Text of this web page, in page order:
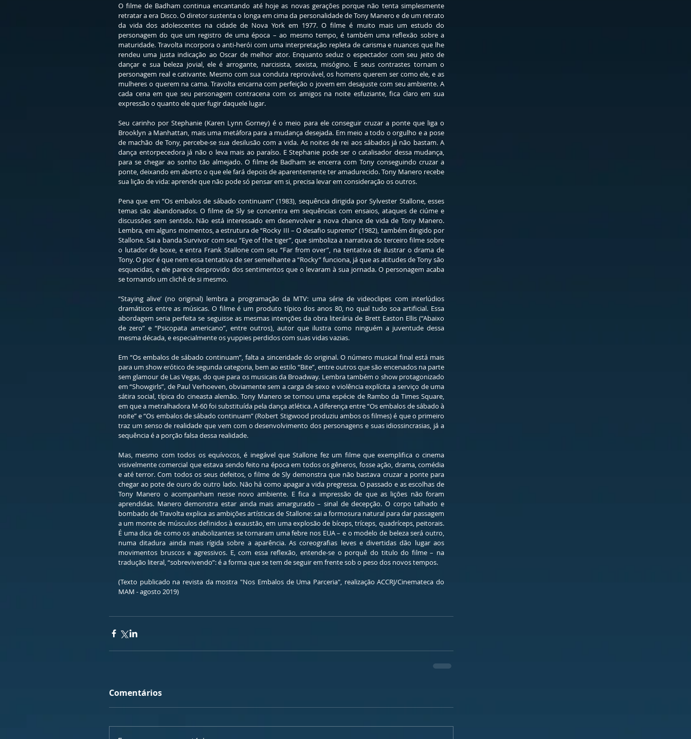
O filme de Badham continua encantando até hoje as novas gerações porque não tenta simplesmente
retratar a era Disco. O diretor sustenta o longa em cima da personalidade de Tony Manero e de um retrato
da vida dos adolescentes na cidade de Nova York em 1977. O filme é muito mais um estudo do
personagem do que um registro de uma época – ao mesmo tempo, é também uma reflexão sobre a
maturidade. Travolta incorpora o anti-herói com uma interpretação repleta de carisma e nuances que lhe
rendeu uma justa indicação ao Oscar de melhor ator. Enquanto seduz o espectador com seu jeito de
dançar e sua beleza jovial, ele é arrogante, narcisista, sexista, misógino. E seus contrastes tornam o
personagem real e cativante. Mesmo com sua conduta reprovável, os homens querem ser como ele, e as
mulheres o querem na cama. Travolta encarna com perfeição o jovem em desajuste com seu ambiente. A
cada cena em que seu personagem contracena com os amigos na noite esfuziante, fica claro em sua
expressão o quanto ele quer fugir daquele lugar.
Seu carinho por Stephanie (Karen Lynn Gorney) é o meio para ele conseguir cruzar a ponte que liga o
Brooklyn a Manhattan, mais uma metáfora para a mudança desejada. Em meio a todo o orgulho e a pose
de machão de Tony, percebe-se sua desilusão com a vida. As noites de rei aos sábados já não bastam. A
dança entorpecedora já não o leva mais ao paraíso. E Stephanie pode ser o catalisador dessa mudança,
para se chegar ao sonho tão almejado. O filme de Badham se encerra com Tony conseguindo cruzar a
ponte, deixando em aberto o que ele fará depois de aparentemente ter amadurecido. Tony Manero recebe
sua lição de vida: aprende que não pode só pensar em si, precisa levar em consideração os outros.
Pena que em “Os embalos de sábado continuam” (1983), sequência dirigida por Sylvester Stallone, esses
temas são abandonados. O filme de Sly se concentra em sequências com ensaios, ataques de ciúme e
discussões sem sentido. Não está interessado em desenvolver a nova chance de vida de Tony Manero.
Lembra, em alguns momentos, a estrutura de “Rocky III – O desafio supremo” (1982), também dirigido por
Stallone. Sai a banda Survivor com seu “Eye of the tiger”, que simboliza a narrativa do terceiro filme sobre
o lutador de boxe, e entra Frank Stallone com seu “Far from over”, na tentativa de ilustrar o drama de
Tony. O pior é que nem essa tentativa de ser semelhante a “Rocky” funciona, já que as atitudes de Tony são
esquecidas, e ele parece desprovido dos sentimentos que o levaram à sua jornada. O personagem acaba
se tornando um clichê de si mesmo.
“Staying alive’ (no original) lembra a programação da MTV: uma série de videoclipes com interlúdios
dramáticos entre as músicas. O filme é um produto típico dos anos 80, no qual tudo soa artificial. Essa
abordagem seria perfeita se seguisse as mesmas intenções da obra literária de Brett Easton Ellis (“Abaixo
de zero” e “Psicopata americano”, entre outros), autor que ilustra como ninguém a juventude dessa
mesma década, e especialmente os yuppies perdidos com suas vidas vazias.
Em “Os embalos de sábado continuam”, falta a sinceridade do original. O número musical final está mais
para um show erótico de segunda categoria, bem ao estilo “Bite”, entre outros que são encenados na parte
sem glamour de Las Vegas, do que para os musicais da Broadway. Lembra também o show protagonizado
em “Showgirls”, de Paul Verhoeven, obviamente sem a carga de sexo e violência explícita a serviço de uma
sátira social, típica do cineasta alemão. Tony Manero se tornou uma espécie de Rambo da Times Square,
em que a metralhadora M-60 foi substituída pela dança atlética. A diferença entre “Os embalos de sábado à
noite” e “Os embalos de sábado continuam” (Robert Stigwood produziu ambos os filmes) é que o primeiro
traz um senso de realidade que vem com o desenvolvimento dos personagens e suas idiossincrasias, já a
sequência é a porção falsa dessa realidade.
Mas, mesmo com todos os equívocos, é inegável que Stallone fez um filme que exemplifica o cinema
visivelmente comercial que estava sendo feito na época em todos os gêneros, fosse ação, drama, comédia
e até terror. Com todos os seus defeitos, o filme de Sly demonstra que não bastava cruzar a ponte para
chegar ao pote de ouro do outro lado. Não há como apagar a vida pregressa. O passado e as escolhas de
Tony Manero o acompanham nesse novo ambiente. E fica a impressão de que as lições não foram
aprendidas. Manero demonstra estar ainda mais amargurado – sinal de decepção. O corpo talhado e
bombado de Travolta explica as ambições artísticas de Stallone: sai a formosura natural para dar passagem
a um monte de músculos definidos à exaustão, em uma explosão de bíceps, tríceps, quadríceps, peitorais.
É uma dica de como os anabolizantes se tornaram uma febre nos EUA – e o modelo de beleza será outro,
numa ditadura ainda mais rígida sobre a aparência. As coreografias leves e divertidas dão lugar aos
movimentos bruscos e agressivos. E, com essa reflexão, entende-se o porquê do titulo do filme – na
tradução literal, “sobrevivendo”: é a forma que se tem de seguir em frente sob o peso dos novos tempos.
(Texto publicado na revista da mostra "Nos Embalos de Uma Parceria", realização ACCRJ/Cinemateca do
MAM - agosto 2019)
Comentários